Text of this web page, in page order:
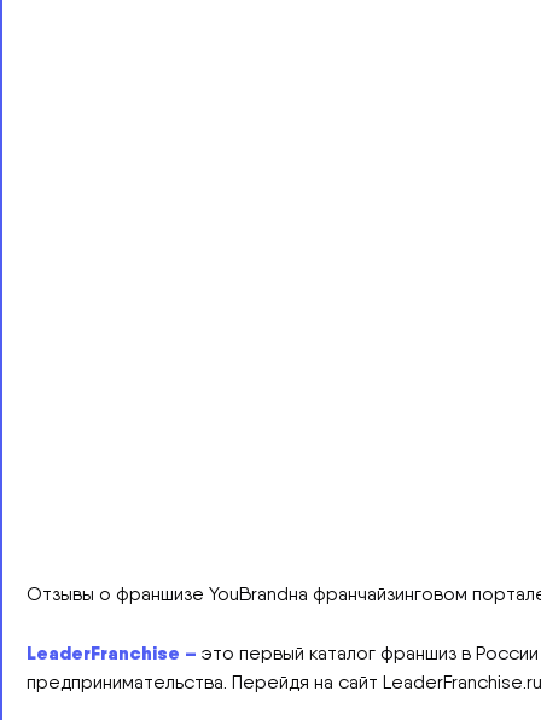
Отзывы о франшизе YouBrandна франчайзинговом
LeaderFranchise – это первый каталог франшиз в
предпринимательства. Перейдя на сайт